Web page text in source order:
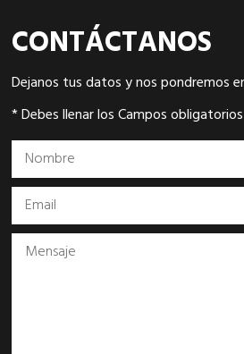
CONTÁCTANOS
Dejanos tus datos y nos pondremos
* Debes llenar los Campos